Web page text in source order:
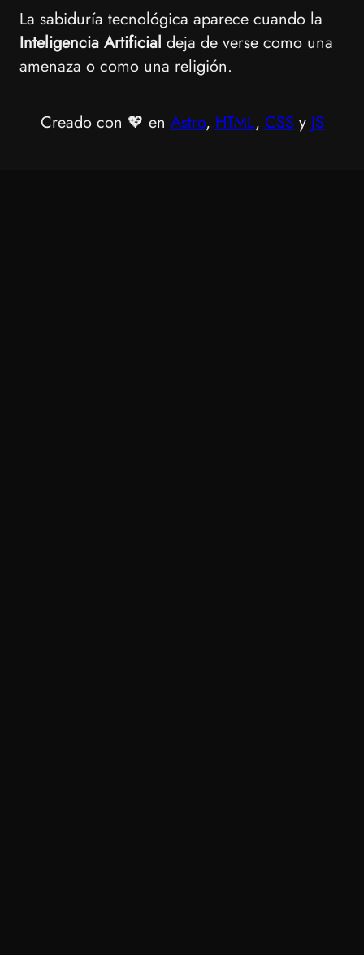
La sabiduría tecnológica aparece cuando la
Inteligencia Artificial deja de verse como una
amenaza o como una religión.
Creado con 💖 en Astro, HTML, CSS y JS